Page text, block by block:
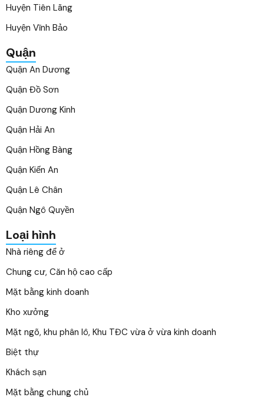
Huyện Tiên Lãng
Huyện Vĩnh Bảo
Quận
Quận An Dương
Quận Đồ Sơn
Quận Dương Kinh
Quận Hải An
Quận Hồng Bàng
Quận Kiến An
Quận Lê Chân
Quận Ngô Quyền
Loại hình
Nhà riêng để ở
Chung cư, Căn hộ cao cấp
Mặt bằng kinh doanh
Kho xưởng
Mặt ngõ, khu phân lô, Khu TĐC vừa ở vừa kinh doanh
Biệt thự
Khách sạn
Mặt bằng chung chủ